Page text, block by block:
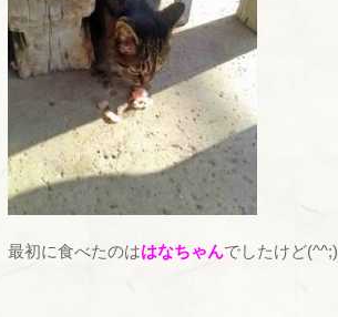
最初に食べたのははなちゃんでしたけど(^^;)